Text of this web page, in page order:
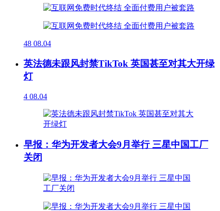
48 08.04
英法德未跟风封禁TikTok 英国甚至对其大开绿
灯
4 08.04
早报：华为开发者大会9月举行 三星中国工厂
关闭